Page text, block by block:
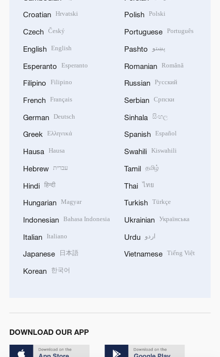
Croatian Hrvatski
Czech Český
English English
Esperanto Esperanto
Filipino Filipino
French Français
German Deutsch
Greek Ελληνικά
Hausa Hausa
Hebrew עברית
Hindi हिन्दी
Hungarian Magyar
Indonesian Bahasa Indonesia
Italian Italiano
Japanese 日本語
Korean 한국어
Polish Polski
Portuguese Português
Pashto پښتو
Romanian Română
Russian Русский
Serbian Српски
Sinhala සිංහල
Spanish Español
Swahili Kiswahili
Tamil தமிழ்
Thai ไทย
Turkish Türkçe
Ukrainian Українська
Urdu اردو
Vietnamese Tiếng Việt
DOWNLOAD OUR APP